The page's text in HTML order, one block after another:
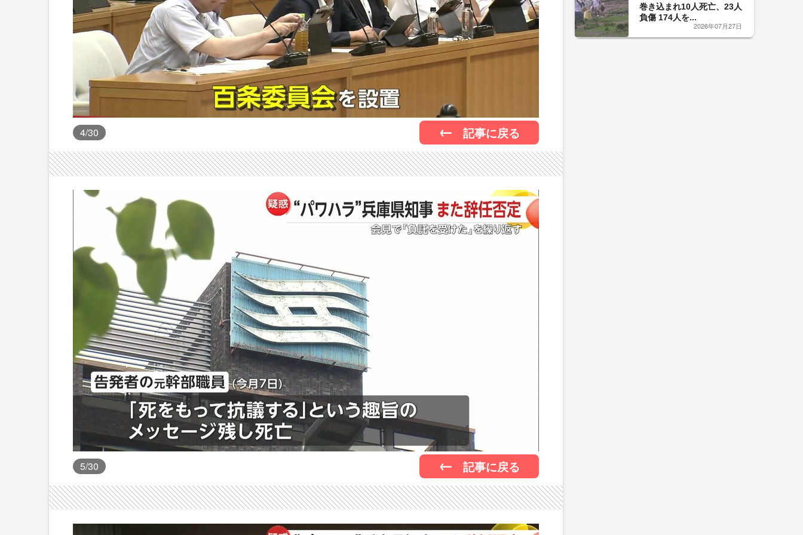
4/30 記事に戻る
5/30 記事に戻る
巻き込まれ10人死亡、23人
負傷 174人を...
2026年07月27日